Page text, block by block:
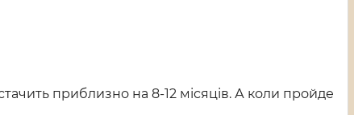
приблизно на 8-12 місяців. А коли пройде